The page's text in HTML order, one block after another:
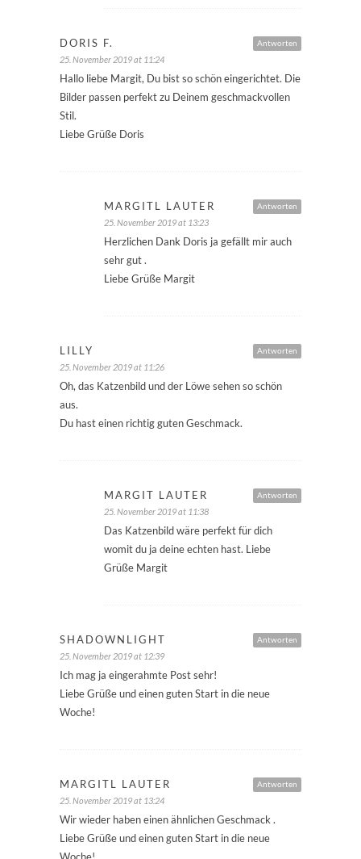
Antworten
DORIS F.
25. November 2019 at 11:24
Hallo liebe Margit, Du bist so schön eingerichtet. Die
Bilder passen perfekt zu Deinem geschmackvollen
Stil.
Liebe Grüße Doris
Antworten
MARGITL LAUTER
25. November 2019 at 13:23
Herzlichen Dank Doris ja gefällt mir auch
sehr gut .
Liebe Grüße Margit
Antworten
LILLY
25. November 2019 at 11:26
Oh, das Katzenbild und der Löwe sehen so schön
aus.
Du hast einen richtig guten Geschmack.
Antworten
MARGIT LAUTER
25. November 2019 at 11:38
Das Katzenbild wäre perfekt für dich
womit du ja deine echten hast. Liebe
Grüße Margit
Antworten
SHADOWNLIGHT
25. November 2019 at 12:39
Ich mag ja eingerahmte Post sehr!
Liebe Grüße und einen guten Start in die neue
Woche!
Antworten
MARGITL LAUTER
25. November 2019 at 13:24
Wir wieder haben einen ähnlichen Geschmack .
Liebe Grüße und einen guten Start in die neue